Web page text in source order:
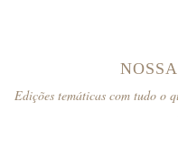
Edições temáticas com tudo o